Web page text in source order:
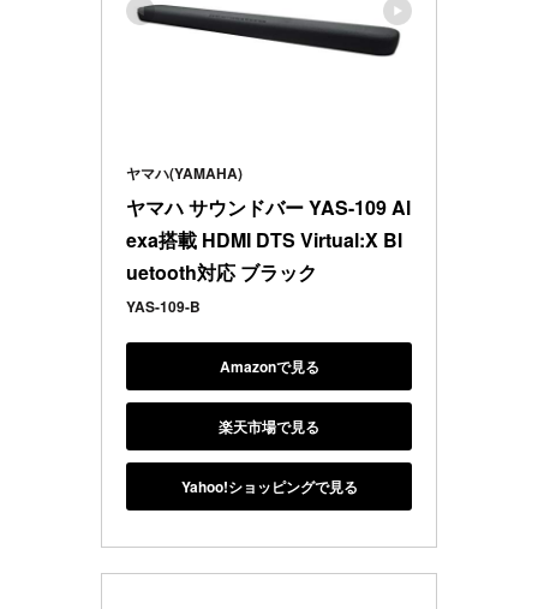
ヤマハ(YAMAHA)
ヤマハ サウンドバー YAS-109 Al
exa搭載 HDMI DTS Virtual:X Bl
uetooth対応 ブラック
YAS-109-B
Amazonで見る
楽天市場で見る
Yahoo!ショッピングで見る